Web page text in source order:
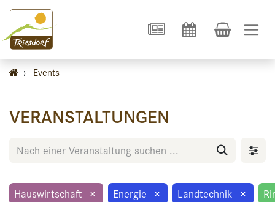
› Events
VERANSTALTUNGEN
Hauswirtschaft × Energie × Landtechnik ×